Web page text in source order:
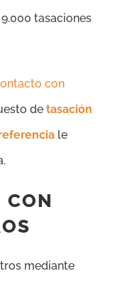
tasaciones
con
de tasación
le
CON
mediante